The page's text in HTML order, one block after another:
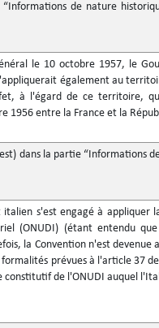
de nature
le 10 octobre 1957, le
également au
à l'égard de ce territoire,
1956 entre la France et la
dans la partie “Informations
s'est engagé à appliquer
(ONUDI) (étant entendu
la Convention n'est devenue
prévues à l'article 37
constitutif de l'ONUDI auquel